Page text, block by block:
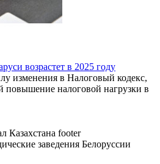
возрастет в 2025 году
изменения в Налоговый кодекс,
повышение налоговой нагрузки в
заведения Белоруссии